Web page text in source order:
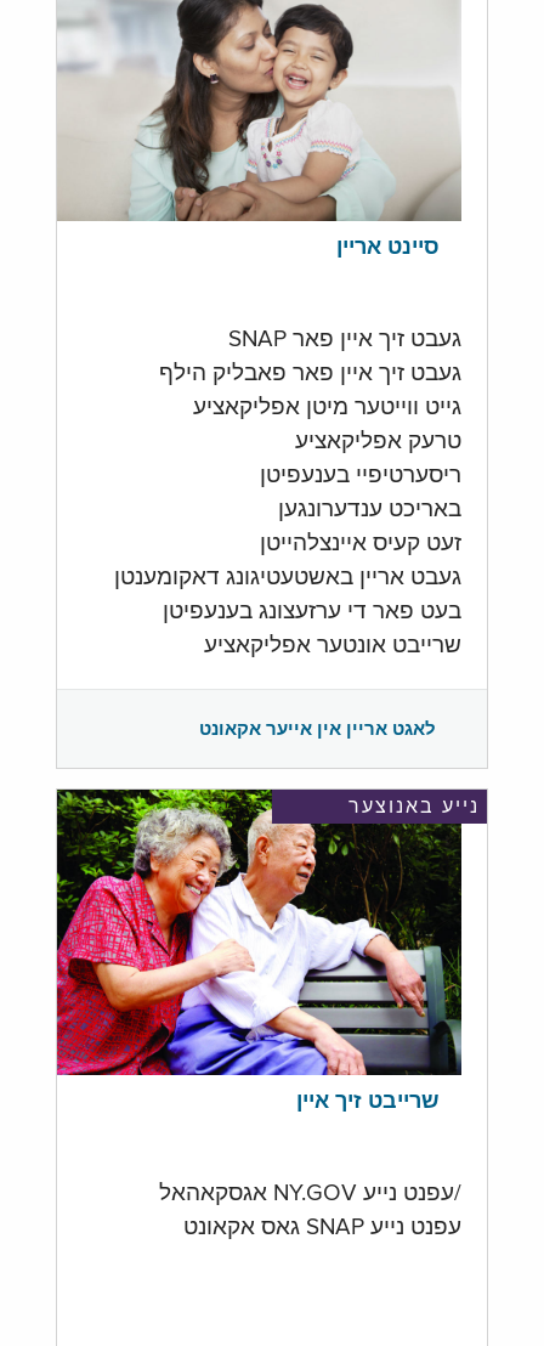
סיינט אריין
געבט זיך איין פאר SNAP
געבט זיך איין פאר פאבליק הילף
גייט ווייטער מיטן אפליקאציע
טרעק אפליקאציע
ריסערטיפיי בענעפיטן
באריכט ענדערונגען
זעט קעיס איינצלהייטן
געבט אריין באשטעטיגונג דאקומענטן
בעט פאר די ערזעצונג בענעפיטן
שרייבט אונטער אפליקאציע
לאגט אריין אין אייער אקאונט
נייע באנוצער
שרייבט זיך איין
/עפנט נייע NY.GOV אגסקאהאל
עפנט נייע SNAP גאס אקאונט